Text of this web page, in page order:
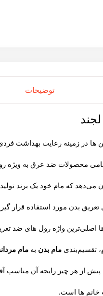
توضیحات
ها در زمینه رعایت بهداشت
محصولات ضد عرق به
که مام خود یک برند
بدن مورد استفاده قرار
اصلی‌ترین واژه رول های ضد
، تقسیم‌بندی مام بدن به مام
از هر چیز رایحه آن مناسب
خانم ها است.